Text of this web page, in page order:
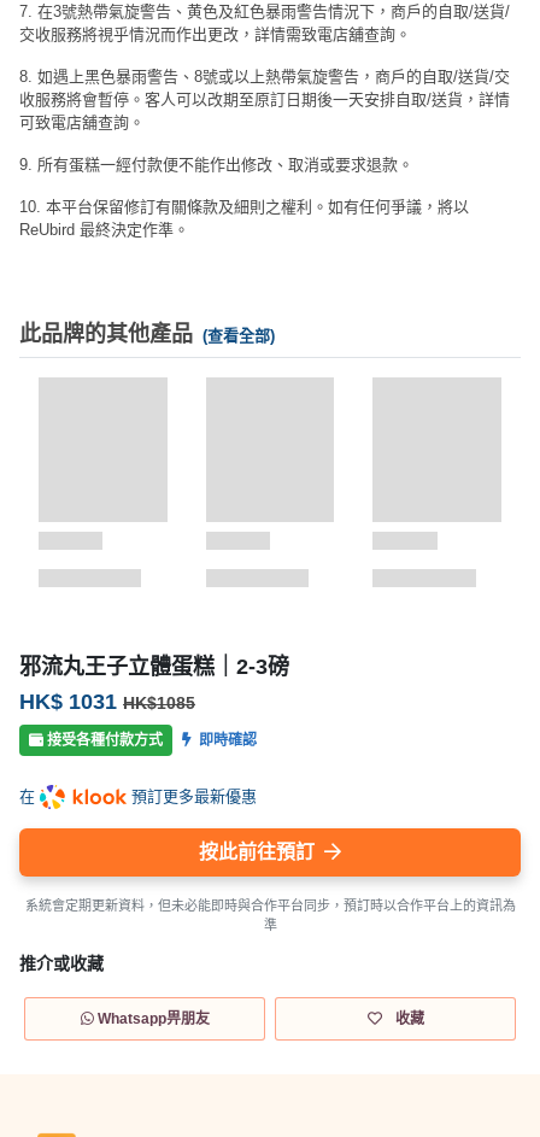
7. 在3號熱帶氣旋警告、黄色及紅色暴雨警告情況下，商戶的自取/送貨/
交收服務將視乎情況而作出更改，詳情需致電店舖查詢。
8. 如遇上黑色暴雨警告、8號或以上熱帶氣旋警告，商戶的自取/送貨/交
收服務將會暫停。客人可以改期至原訂日期後一天安排自取/送貨，詳情
可致電店舖查詢。
9. 所有蛋糕一經付款便不能作出修改、取消或要求退款。
10. 本平台保留修訂有關條款及細則之權利。如有任何爭議，將以
ReUbird 最終決定作準。
此品牌的其他產品 (查看全部)
邪流丸王子立體蛋糕｜2-3磅
HK$ 1031 HK$1085
接受各種付款方式 即時確認
在 預訂更多最新優惠
按此前往預訂
系統會定期更新資料，但未必能即時與合作平台同步，預訂時以合作平台上的資訊為
準
推介或收藏
Whatsapp畀朋友 收藏